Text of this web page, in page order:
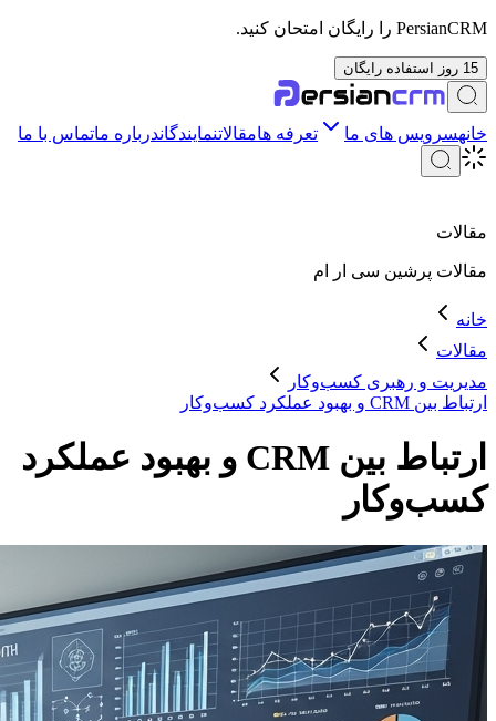
PersianCRM را رایگان امتحان کنید.
15 روز استفاده رایگان
خانهسرویس های ما تعرفه هامقالاتنمایندگاندرباره ماتماس با ما
مقالات
مقالات پرشین سی ار ام
خانه
مقالات
مدیریت و رهبری کسب‌وکار
ارتباط بین CRM و بهبود عملکرد کسب‌وکار
ارتباط بین CRM و بهبود عملکرد
کسب‌وکار